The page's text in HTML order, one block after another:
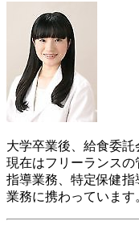
大学卒業後、給食委託
現在はフリーランス
指導業務、特定保健
業務に携わっています